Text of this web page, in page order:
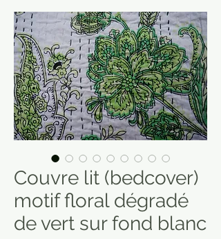
Couvre lit (bedcover)
motif floral dégradé
de vert sur fond blanc